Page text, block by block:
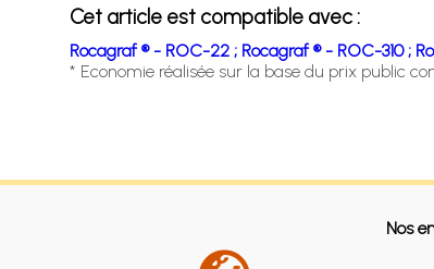
Cet article est compatible avec :
Rocagraf ® - ROC-22 ; Rocagraf ® - ROC-310 ;
* Economie réalisée sur la base du prix public
Nos